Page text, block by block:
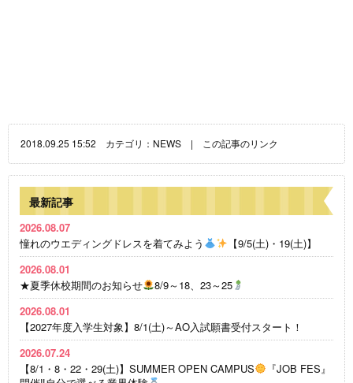
2018.09.25 15:52 カテゴリ： NEWS | この記事のリンク
最新記事
2026.08.07
憧れのウエディングドレスを着てみよう
【9/5(土)・19(土)】
2026.08.01
★夏季休校期間のお知らせ
8/9～18、23～25
2026.08.01
【2027年度入学生対象】8/1(土)～AO入試願書受付スタート！
2026.07.24
【8/1・8・22・29(土)】SUMMER OPEN CAMPUS
『JOB FES』